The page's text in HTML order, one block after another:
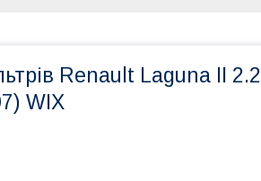
Renault Laguna II 2.2
WIX